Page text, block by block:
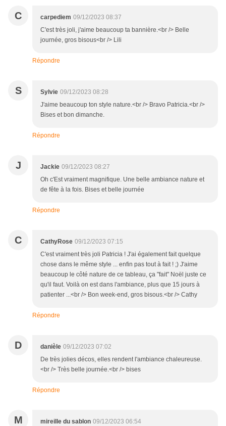
C carpediem 09/12/2023 08:37
C'est très joli, j'aime beaucoup ta bannière.<br /> Belle
journée, gros bisous<br /> Lili
Répondre
S Sylvie 09/12/2023 08:28
J'aime beaucoup ton style nature.<br /> Bravo Patricia.<br />
Bises et bon dimanche.
Répondre
J Jackie 09/12/2023 08:27
Oh c'Est vraiment magnifique. Une belle ambiance nature et
de fête à la fois. Bises et belle journée
Répondre
C CathyRose 09/12/2023 07:15
C'est vraiment très joli Patricia ! J'ai également fait quelque
chose dans le même style ... enfin pas tout à fait ! ;) J'aime
beaucoup le côté nature de ce tableau, ça "fait" Noël juste ce
qu'il faut. Voilà on est dans l'ambiance, plus que 15 jours à
patienter ...<br /> Bon week-end, gros bisous.<br /> Cathy
Répondre
D danièle 09/12/2023 07:02
De très jolies décos, elles rendent l'ambiance chaleureuse.
<br /> Très belle journée.<br /> bises
Répondre
M mireille du sablon 09/12/2023 06:54